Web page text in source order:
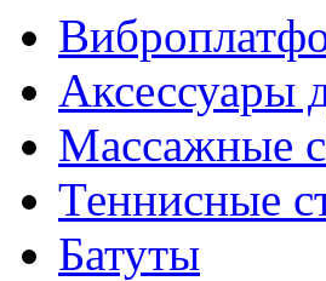
Аксессуары
Массажные
Теннисные
Батуты